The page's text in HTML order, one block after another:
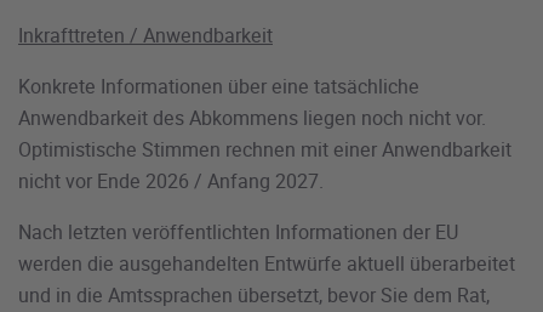
Inkrafttreten / Anwendbarkeit
Konkrete Informationen über eine tatsächliche
Anwendbarkeit des Abkommens liegen noch nicht vor.
Optimistische Stimmen rechnen mit einer Anwendbarkeit
nicht vor Ende 2026 / Anfang 2027.
Nach letzten veröffentlichten Informationen der EU
werden die ausgehandelten Entwürfe aktuell überarbeitet
und in die Amtssprachen übersetzt, bevor Sie dem Rat,